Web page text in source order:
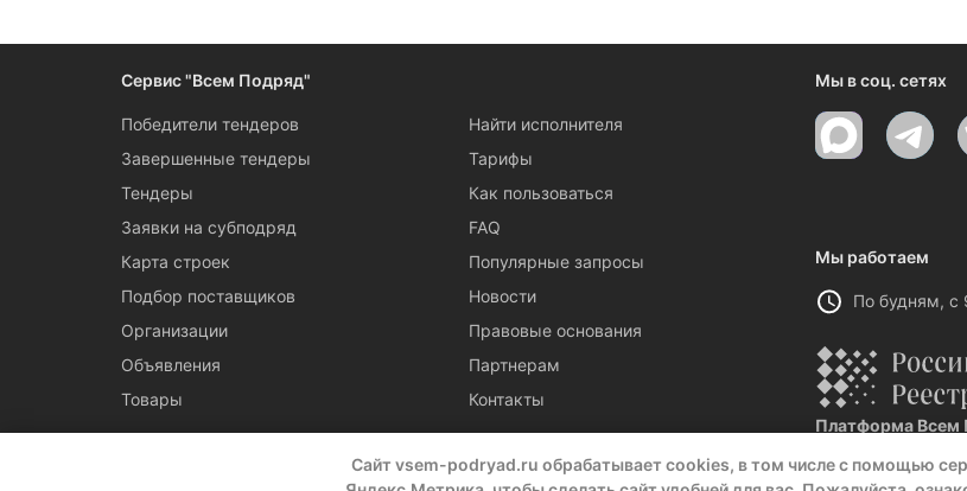
Сайт vsem-podryad.ru обрабатывает cookies, в том числе с помощью
Сервис "Всем Подряд"
Победители тендеров
Завершенные тендеры
Тендеры
Заявки на субподряд
Карта строек
Подбор поставщиков
Организации
Объявления
Товары
Найти исполнителя
Тарифы
Как пользоваться
FAQ
Популярные запросы
Новости
Правовые основания
Партнерам
Контакты
Мы в соц. сетях
Мы работаем
По будням,
Платформа Всем